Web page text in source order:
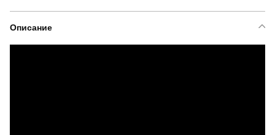
Описание